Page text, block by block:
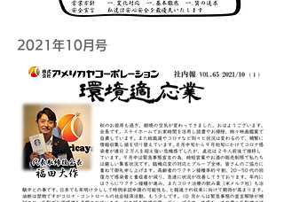
2021年10月号